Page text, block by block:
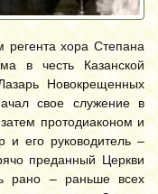
регента хора Степана
в честь Казанской
Новокрещенных
свое служение в
протодиаконом и
и его руководитель –
преданный Церкви
рано – раньше всех